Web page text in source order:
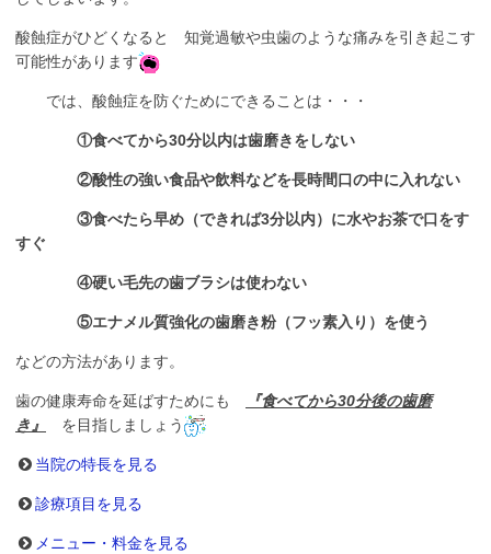
酸蝕症がひどくなると 知覚過敏や虫歯のような痛みを引き起こす
可能性があります
では、酸蝕症を防ぐためにできることは・・・
①食べてから30分以内は歯磨きをしない
②酸性の強い食品や飲料などを長時間口の中に入れない
③食べたら早め（できれば3分以内）に水やお茶で口をす
すぐ
④硬い毛先の歯ブラシは使わない
⑤エナメル質強化の歯磨き粉（フッ素入り）を使う
などの方法があります。
歯の健康寿命を延ばすためにも
『食べてから30分後の歯磨
き』
を目指しましょう
当院の特長を見る
診療項目を見る
メニュー・料金を見る